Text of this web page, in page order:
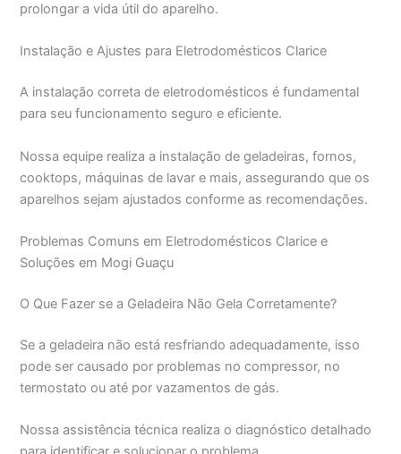
prolongar a vida útil do aparelho.
Instalação e Ajustes para Eletrodomésticos Clarice
A instalação correta de eletrodomésticos é fundamental
para seu funcionamento seguro e eficiente.
Nossa equipe realiza a instalação de geladeiras, fornos,
cooktops, máquinas de lavar e mais, assegurando que os
aparelhos sejam ajustados conforme as recomendações.
Problemas Comuns em Eletrodomésticos Clarice e
Soluções em Mogi Guaçu
O Que Fazer se a Geladeira Não Gela Corretamente?
Se a geladeira não está resfriando adequadamente, isso
pode ser causado por problemas no compressor, no
termostato ou até por vazamentos de gás.
Nossa assistência técnica realiza o diagnóstico detalhado